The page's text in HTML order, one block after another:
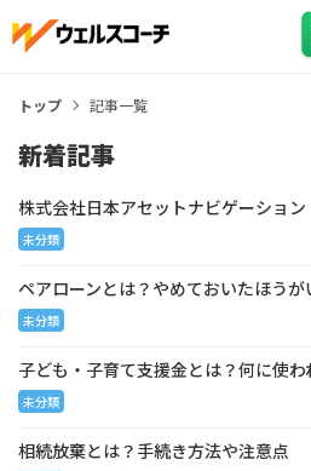
トップ 記事一覧
新着記事
株式会社日本アセットナビゲーション
未分類
ペアローンとは？やめておいたほうが
未分類
子ども・子育て支援金とは？何に使わ
未分類
相続放棄とは？手続き方法や注意点